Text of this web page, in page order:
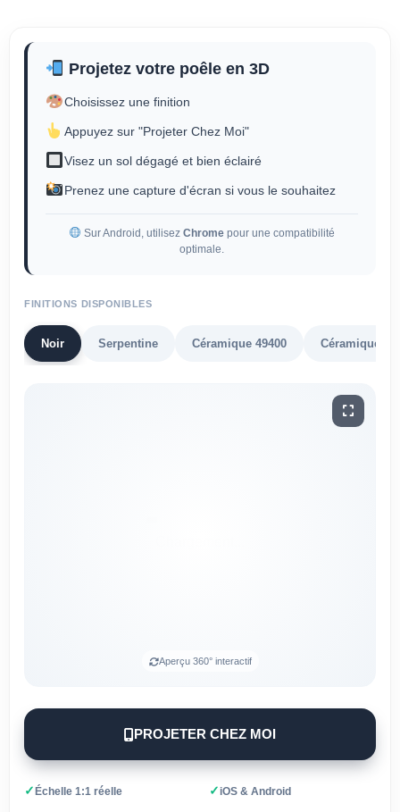
Projetez votre poêle en 3D
Choisissez une finition
Appuyez sur "Projeter Chez Moi"
Visez un sol dégagé et bien éclairé
Prenez une capture d'écran si vous le souhaitez
Sur Android, utilisez Chromepour une compatibilité
optimale.
FINITIONS DISPONIBLES
Noir Serpentine Céramique 49400 Céramique
Aperçu 360° interactif
PROJETER CHEZ MOI
✓Échelle 1:1 réelle ✓iOS & Android